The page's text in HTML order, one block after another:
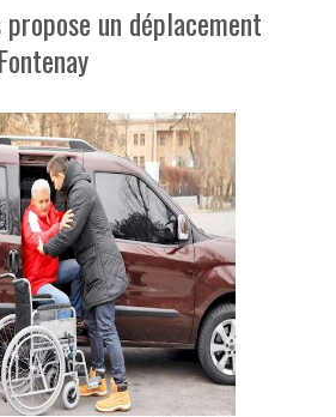
propose un déplacement